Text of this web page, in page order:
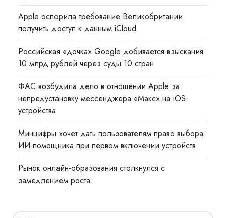
Apple оспорила требование Великобритании
получить доступ к данным iCloud
Российская «дочка» Google добивается взыскания
10 млрд рублей через суды 10 стран
ФАС возбудила дело в отношении Apple за
непредустановку мессенджера «Макс» на iOS-
устройства
Минцифры хочет дать пользователям право выбора
ИИ-помощника при первом включении устройств
Рынок онлайн-образования столкнулся с
замедлением роста